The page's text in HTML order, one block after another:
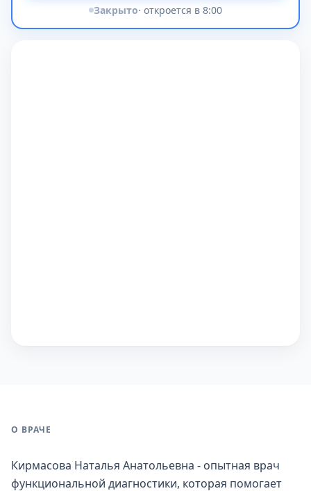
Закрыто· откроется в 8:00
О ВРАЧЕ
Кирмасова Наталья Анатольевна - опытная врач
функциональной диагностики, которая помогает